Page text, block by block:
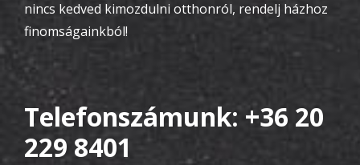
nincs kedved kimozdulni otthonról, rendelj házhoz
finomságainkból!
Telefonszámunk: +36 20
229 8401